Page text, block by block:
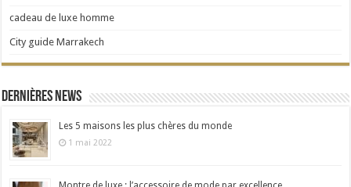
cadeau de luxe homme
City guide Marrakech
Dernières news
Les 5 maisons les plus chères du monde
1 mai 2022